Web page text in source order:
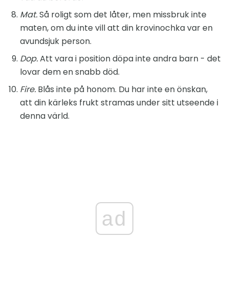
Mat.Så roligt som det låter, men missbruk inte
maten, om du inte vill att din krovinochka var en
avundsjuk person.
Dop.Att vara i position döpa inte andra barn - det
lovar dem en snabb död.
Fire. Blås inte på honom. Du har inte en önskan,
att din kärleks frukt stramas under sitt utseende i
denna värld.
ad